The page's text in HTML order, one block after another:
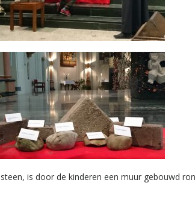
is door de kinderen een muur gebouwd